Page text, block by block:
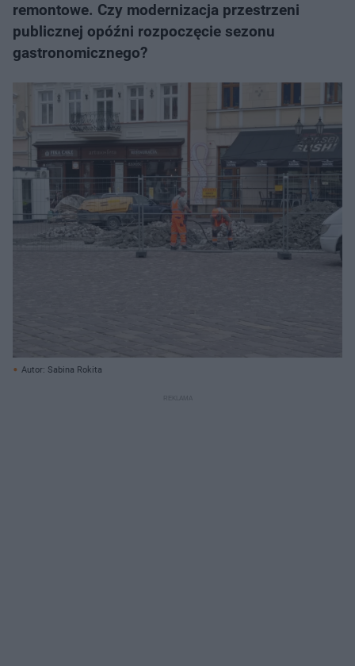
remontowe. Czy modernizacja przestrzeni
publicznej opóźni rozpoczęcie sezonu
gastronomicznego?
Autor: Sabina Rokita